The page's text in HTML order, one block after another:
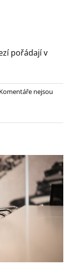
pořádají v
Komentáře nejsou